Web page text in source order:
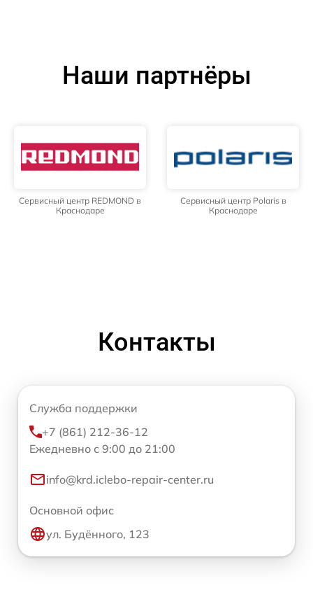
Наши партнёры
Сервисный центр REDMOND в
Краснодаре
Сервисный центр Polaris в
Краснодаре
Контакты
Служба поддержки
+7 (861) 212-36-12
Ежедневно с 9:00 до 21:00
info@krd.iclebo-repair-center.ru
Основной офис
ул. Будённого, 123